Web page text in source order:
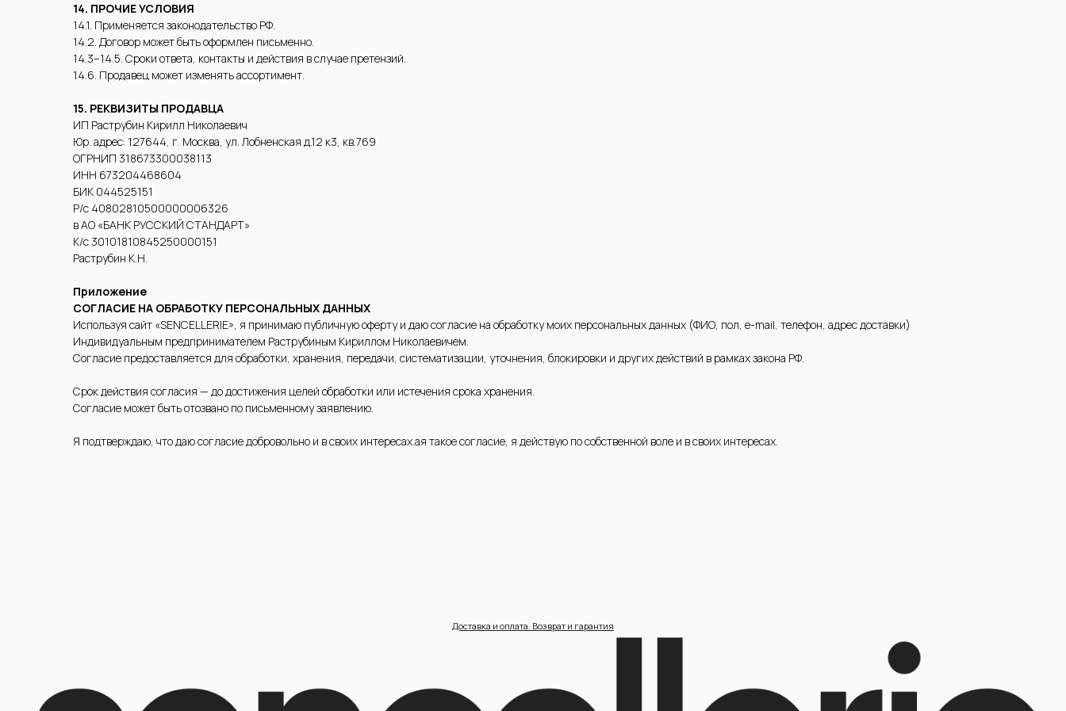
14. ПРОЧИЕ УСЛОВИЯ
14.1. Применяется законодательство РФ.
14.2. Договор может быть оформлен письменно.
14.3–14.5. Сроки ответа, контакты и действия в случае претензий.
14.6. Продавец может изменять ассортимент.
15. РЕКВИЗИТЫ ПРОДАВЦА
ИП Раструбин Кирилл Николаевич
Юр. адрес: 127644, г. Москва, ул. Лобненская д.12 к3, кв.769
ОГРНИП 318673300038113
ИНН 673204468604
БИК 044525151
Р/с 40802810500000006326
в АО «БАНК РУССКИЙ СТАНДАРТ»
К/с 30101810845250000151
Раструбин К.Н.
Приложение
СОГЛАСИЕ НА ОБРАБОТКУ ПЕРСОНАЛЬНЫХ ДАННЫХ
Используя сайт «SENCELLERIE», я принимаю публичную оферту и даю согласие на обработку моих персональных данных (ФИО, пол, e-mail, телефон, адрес доставки)
Индивидуальным предпринимателем Раструбиным Кириллом Николаевичем.
Согласие предоставляется для обработки, хранения, передачи, систематизации, уточнения, блокировки и других действий в рамках закона РФ.
Срок действия согласия — до достижения целей обработки или истечения срока хранения.
Согласие может быть отозвано по письменному заявлению.
Я подтверждаю, что даю согласие добровольно и в своих интересах.ая такое согласие, я действую по собственной воле и в своих интересах.